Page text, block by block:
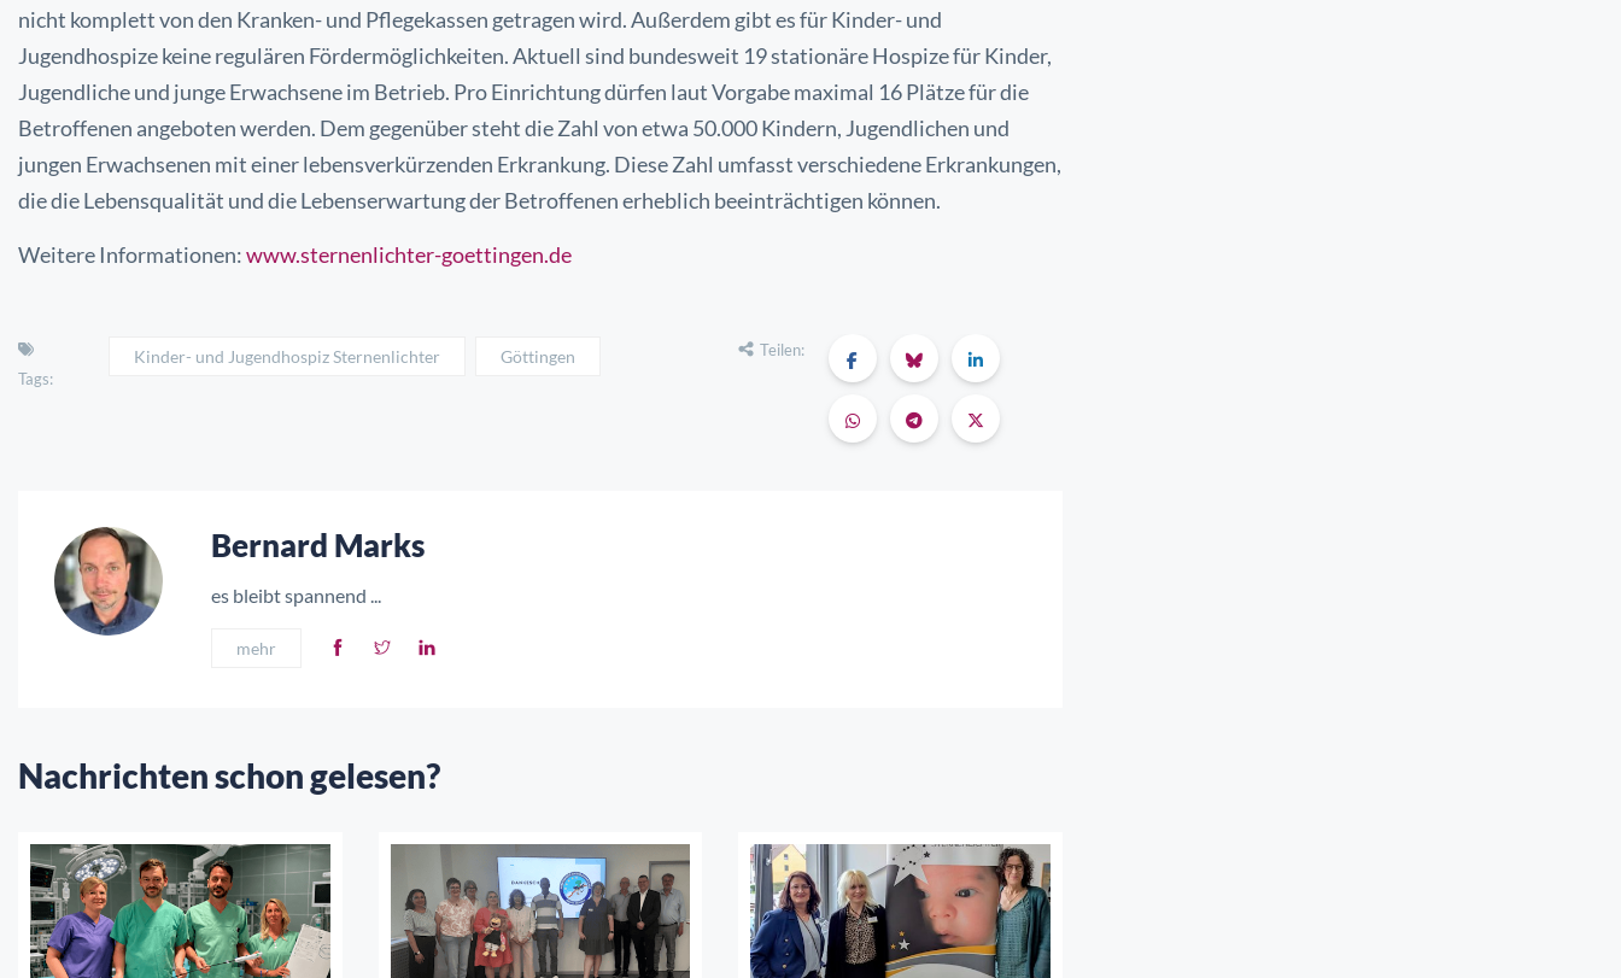
nicht komplett von den Kranken- und Pflegekassen getragen wird. Außerdem gibt esfür Kinder- und
Jugendhospize keine regulären Fördermöglichkeiten. Aktuell sind bundesweit 19stationäre Hospize für Kinder,
Jugendliche und junge Erwachsene im Betrieb. Pro Einrichtung dürfen laut Vorgabe maximal 16 Plätze für die
Betroffenen angeboten werden. Dem gegenüber steht dieZahl von etwa 50.000 Kindern, Jugendlichen und
jungen Erwachsenen mit einerlebensverkürzenden Erkrankung. Diese Zahl umfasst verschiedene Erkrankungen,
die dieLebensqualität und die Lebenserwartung der Betroffenen erheblich beeinträchtigen können.
Weitere Informationen:www.sternenlichter-goettingen.de
Tags:
Kinder- und Jugendhospiz Sternenlichter Göttingen Teilen:
Bernard Marks
es bleibt spannend ...
mehr
Nachrichten schon gelesen?